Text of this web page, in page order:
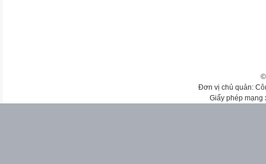
Đơn vị chủ quản:
Giấy phép mạng